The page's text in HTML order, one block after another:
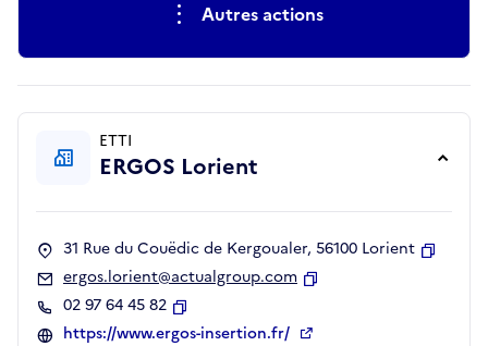
Autres actions
ETTI
ERGOS Lorient
31 Rue du Couëdic de Kergoualer, 56100 Lorient
ergos.lorient@actualgroup.com
02 97 64 45 82
Copier
https://www.ergos-insertion.fr/